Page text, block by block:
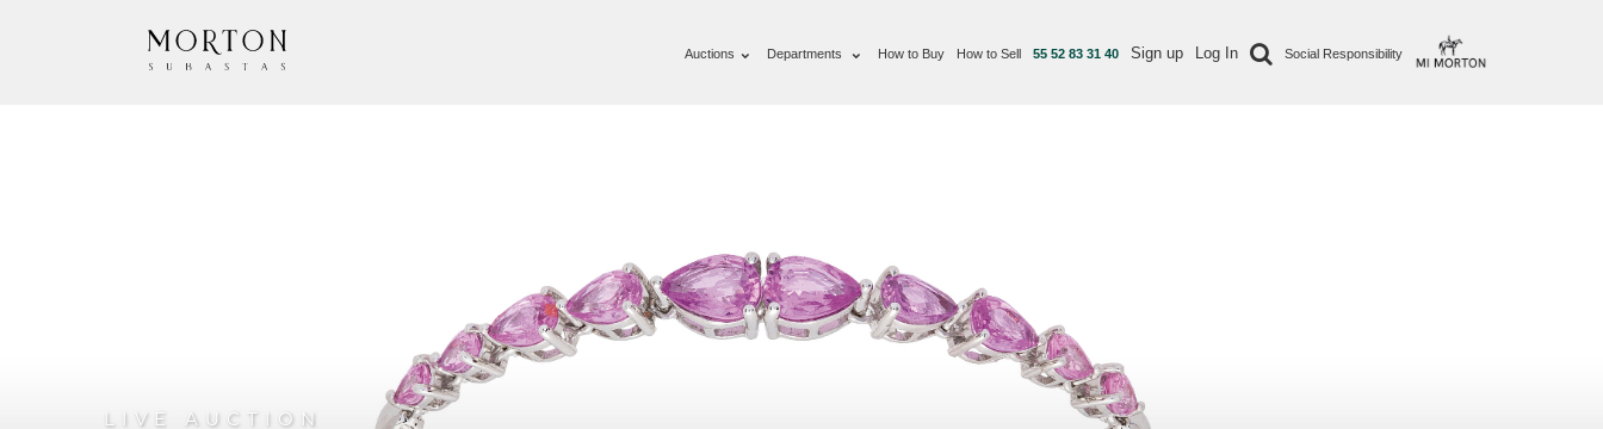
Auctions Departments How to Buy How to Sell 55 52 83 31 40 Sign up Log In Social Responsibility
LIVE AUCTION